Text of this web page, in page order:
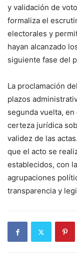
y validación de
formaliza el
electorales y
hayan alcanzado
siguiente fase del
La proclamación
plazos
segunda vuelta,
certeza jurídica
validez de las
que el acto se
establecidos, con
agrupaciones
transparencia y